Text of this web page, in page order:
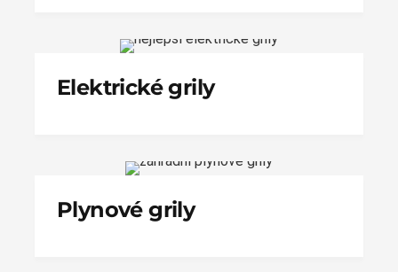
Elektrické grily
Plynové grily